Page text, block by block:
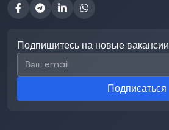
Подпишитесь на новые вакансии
Email для подписки
Подписаться